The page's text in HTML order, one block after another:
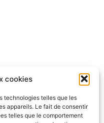
cookies
technologies telles que les
appareils. Le fait de consentir
telles que le comportement